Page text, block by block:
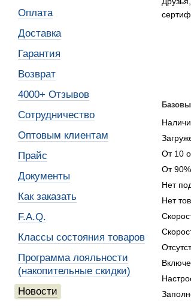
От 10
От
Нет
Нет
Оплата
Доставка
Гарантия
Возврат
4000+ Отзывов
Сотрудничество
Оптовым клиентам
Прайс
Документы
Как заказать
F.A.Q.
Классы состояния товаров
Программа лояльности
(накопительные скидки)
Новости